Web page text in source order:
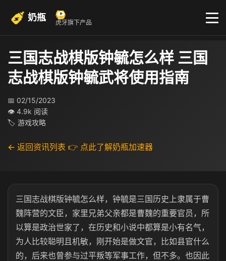
奶瓶 虎牙旗下产品
三国志战棋版钟毓怎么样 三国
志战棋版钟毓武将使用指南
📅 02/15/2023
👁 4.9k 阅读
🏷 游戏攻略
← 返回资讯列表 👉 点此了解奶瓶加速器
三国志战棋版钟毓怎么样，钟毓是三国历史上隶属于曹
魏阵营的文臣，家里兄弟父亲都是曹魏的重要官员，所
以算是政治世家了，在历史和小说中都算是小有名气，
为人比较聪明且机敏，刚开始是做文官，比如县官什么
的，后来也曾参与过平叛等军事工作，但不多。也因此